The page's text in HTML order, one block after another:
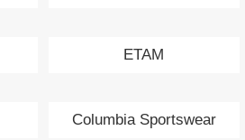
ETAM
Columbia Sportswear